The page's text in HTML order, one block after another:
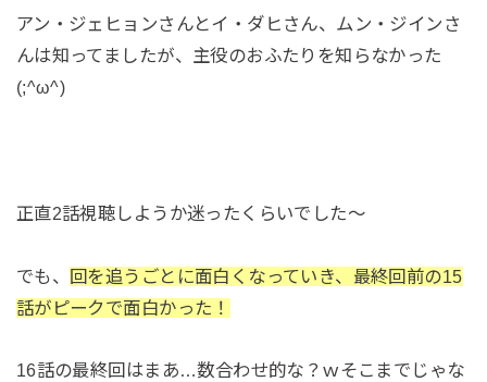
アン・ジェヒョンさんとイ・ダヒさん、ムン・ジインさ
んは知ってましたが、主役のおふたりを知らなかった
(;^ω^)
正直2話視聴しようか迷ったくらいでした～
でも、
回を追うごとに面白くなっていき、最終回前の15
話がピークで面白かった！
16話の最終回はまあ…数合わせ的な？ｗそこまでじゃな